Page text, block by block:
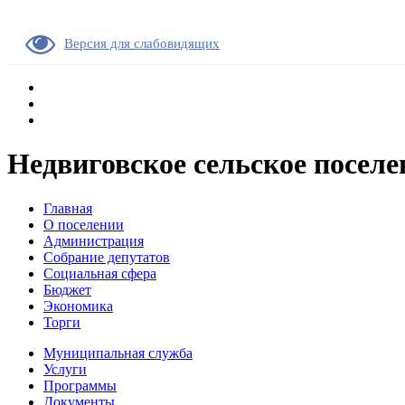
Версия для слабовидящих
Недвиговское сельское
Главная
О поселении
Администрация
Собрание депутатов
Социальная сфера
Бюджет
Экономика
Торги
Муниципальная служба
Услуги
Программы
Документы